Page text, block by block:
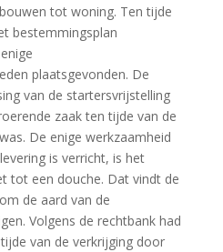
tot woning. Ten tijde
bestemmingsplan
plaatsgevonden. De
van de startersvrijstelling
zaak ten tijde van de
De enige werkzaamheid
is verricht, is het
tot een douche. Dat vindt de
de aard van de
Volgens de rechtbank had
van de verkrijging door